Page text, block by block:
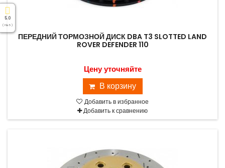
ПЕРЕДНИЙ ТОРМОЗНОЙ ДИСК DBA T3 SLOTTED LAND
ROVER DEFENDER 110
Цену уточняйте
В корзину
Добавить в избранное
Добавить к сравнению
5.0
( На 5 )